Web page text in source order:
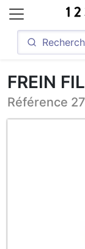
FREIN
Référence